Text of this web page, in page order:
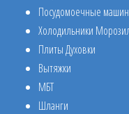
Посудомоечные
Холодильники
Плиты Духовки
Вытяжки
МБТ
Шланги